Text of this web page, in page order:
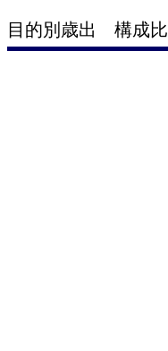
目的別歳出 構成比